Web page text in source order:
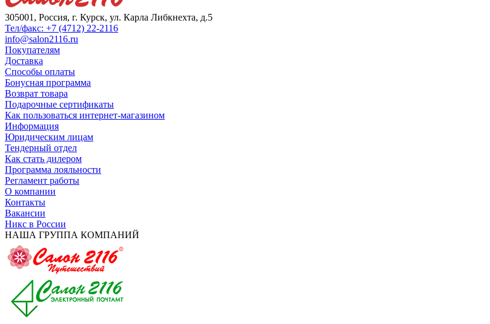
305001, Россия, г. Курск, ул. Карла Либкнехта, д.5
Тел/факс: +7 (4712) 22-2116
info@salon2116.ru
Покупателям
Доставка
Способы оплаты
Бонусная программа
Возврат товара
Подарочные сертификаты
Как пользоваться интернет-магазином
Информация
Юридическим лицам
Тендерный отдел
Как стать дилером
Программа лояльности
Регламент работы
О компании
Контакты
Вакансии
Никс в России
НАША ГРУППА КОМПАНИЙ